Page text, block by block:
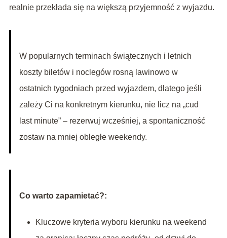
realnie przekłada się na większą przyjemność z wyjazdu.
W popularnych terminach świątecznych i letnich
koszty biletów i noclegów rosną lawinowo w
ostatnich tygodniach przed wyjazdem, dlatego jeśli
zależy Ci na konkretnym kierunku, nie licz na „cud
last minute” – rezerwuj wcześniej, a spontaniczność
zostaw na mniej obległe weekendy.
Co warto zapamietać?:
Kluczowe kryteria wyboru kierunku na weekend